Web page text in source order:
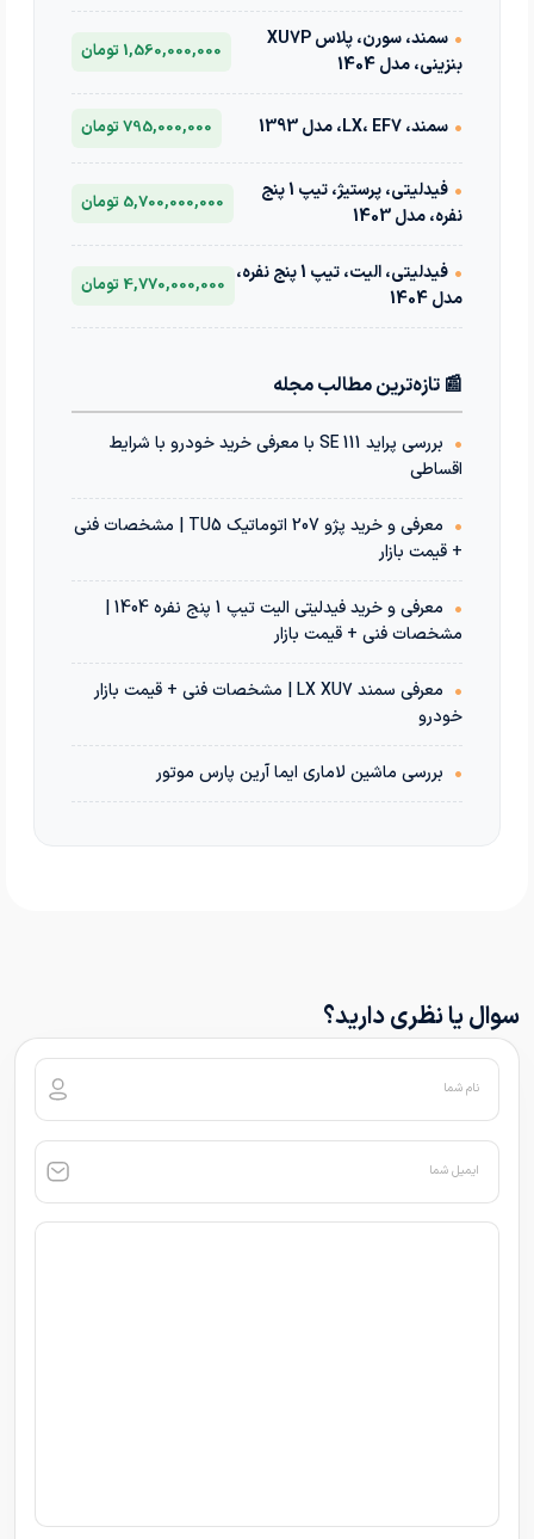
•
سمند، سورن، پلاس XU7P
بنزینی، مدل 1404
1,560,000,000 تومان
• سمند، LX، EF7، مدل 1393 795,000,000 تومان
•
فیدلیتی، پرستیژ، تیپ 1 پنج
نفره، مدل 1403
5,700,000,000 تومان
•
فیدلیتی، الیت، تیپ 1 پنج نفره،
مدل 1404
4,770,000,000 تومان
📰 تازه‌ترین مطالب مجله
•
بررسی پراید 111 SE با معرفی خرید خودرو با شرایط
اقساطی
•
معرفی و خرید پژو 207 اتوماتیک TU5 | مشخصات فنی
+ قیمت بازار
•
معرفی و خرید فیدلیتی الیت تیپ 1 پنج نفره 1404 |
مشخصات فنی + قیمت بازار
•
معرفی سمند LX XU7 | مشخصات فنی + قیمت بازار
خودرو
• بررسی ماشین لاماری ایما آرین پارس موتور
سوال یا نظری دارید؟
نام شما
ایمیل شما